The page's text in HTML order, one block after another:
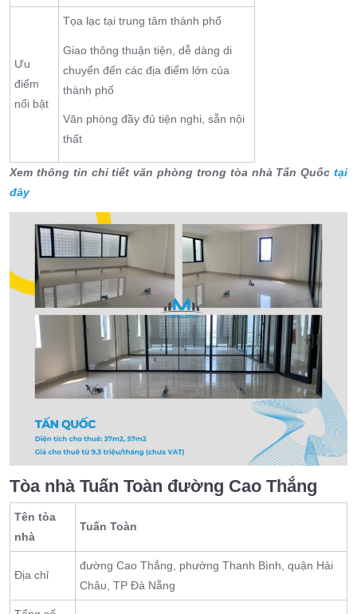
Ưu
điểm
nổi bật
Tọa lạc tại trung tâm thành phố
Giao thông thuận tiện, dễ dàng di
chuyển đến các địa điểm lớn của
thành phố
Văn phòng đầy đủ tiện nghi, sẵn nội
thất
Xem thông tin chi tiết văn phòng trong tòa nhà Tấn Quốc tại
đây
Tòa nhà Tuấn Toàn đường Cao Thắng
Tên tòa
nhà
Tuấn Toàn
Địa chỉ
đường Cao Thắng, phường Thanh Bình, quận Hải
Châu, TP Đà Nẵng